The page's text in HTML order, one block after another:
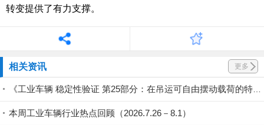
转变提供了有力支撑。
相关资讯 更多
本周工业车辆行业热点回顾（2026.7.26－8.1）